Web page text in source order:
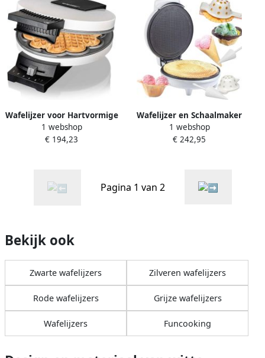
x 10cm; 3.1 kg
Wafelijzer voor Hartvormige
Wafels 930W Met Snelle
Indicatie
1 webshop
€ 194,23
Wafelijzer en Schaalmaker
voor IJshoorntjes en Wafels
1 webshop
€ 242,95
Pagina 1 van 2
Bekijk ook
Zwarte wafelijzers Zilveren wafelijzers
Rode wafelijzers Grijze wafelijzers
Wafelijzers Funcooking